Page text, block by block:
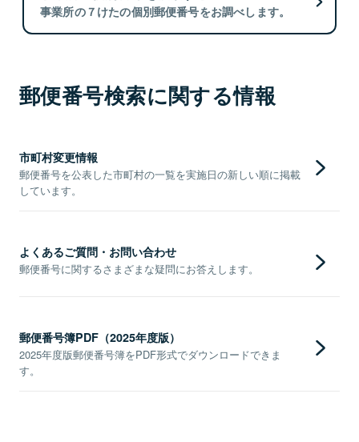
事業所の７けたの個別郵便番号をお調べします。
郵便番号検索に関する情報
市町村変更情報
郵便番号を公表した市町村の一覧を実施日の新しい順に掲載
しています。
よくあるご質問・お問い合わせ
郵便番号に関するさまざまな疑問にお答えします。
郵便番号簿PDF（2025年度版）
2025年度版郵便番号簿をPDF形式でダウンロードできま
す。